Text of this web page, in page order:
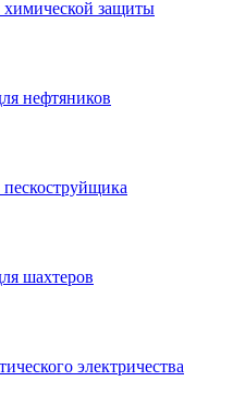
защиты
нефтяников
шахтеров
электричества